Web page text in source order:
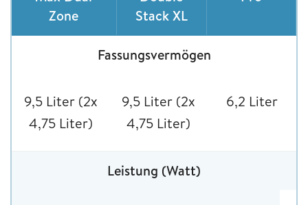
Zone
Stack XL
Fassungsvermögen
9,5 Liter (2x
4,75 Liter)
9,5 Liter (2x
4,75 Liter)
6,2 Liter
Leistung (Watt)